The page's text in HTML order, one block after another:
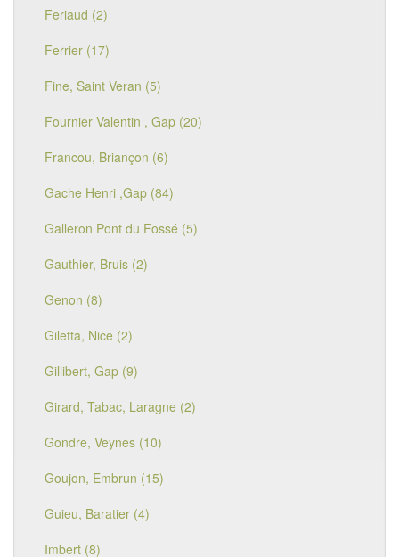
Feriaud (2)
Ferrier (17)
Fine, Saint Veran (5)
Fournier Valentin , Gap (20)
Francou, Briançon (6)
Gache Henri ,Gap (84)
Galleron Pont du Fossé (5)
Gauthier, Bruis (2)
Genon (8)
Giletta, Nice (2)
Gillibert, Gap (9)
Girard, Tabac, Laragne (2)
Gondre, Veynes (10)
Goujon, Embrun (15)
Guieu, Baratier (4)
Imbert (8)